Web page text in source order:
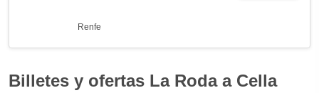
Renfe
Billetes y ofertas La Roda a Cella